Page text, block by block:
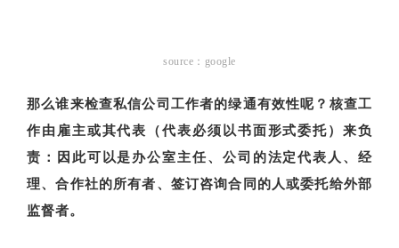
source：google
那么谁来检查私信公司工作者的绿通有效性呢？核查工
作由雇主或其代表（代表必须以书面形式委托）来负
责：因此可以是办公室主任、公司的法定代表人、经
理、合作社的所有者、签订咨询合同的人或委托给外部
监督者。